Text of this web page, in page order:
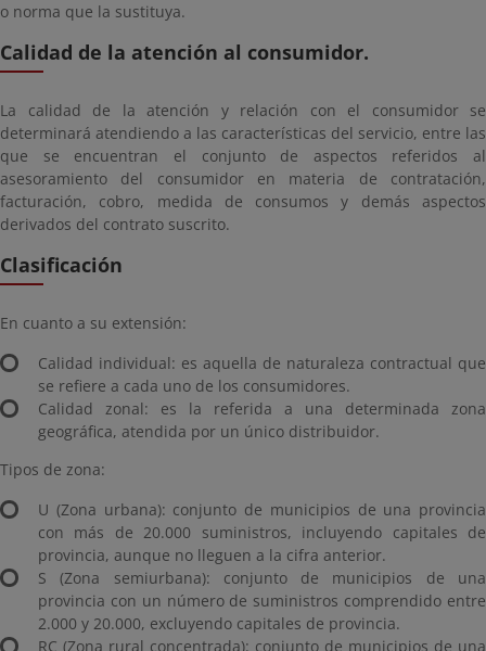
o norma que la sustituya.
Calidad de la atención al consumidor.
La calidad de la atención y relación con el consumidor se
determinará atendiendo a las características del servicio, entre las
que se encuentran el conjunto de aspectos referidos al
asesoramiento del consumidor en materia de contratación,
facturación, cobro, medida de consumos y demás aspectos
derivados del contrato suscrito.
Clasificación
En cuanto a su extensión:
Calidad individual: es aquella de naturaleza contractual que
se refiere a cada uno de los consumidores.
Calidad zonal: es la referida a una determinada zona
geográfica, atendida por un único distribuidor.
Tipos de zona:
U (Zona urbana): conjunto de municipios de una provincia
con más de 20.000 suministros, incluyendo capitales de
provincia, aunque no lleguen a la cifra anterior.
S (Zona semiurbana): conjunto de municipios de una
provincia con un número de suministros comprendido entre
2.000 y 20.000, excluyendo capitales de provincia.
RC (Zona rural concentrada): conjunto de municipios de una